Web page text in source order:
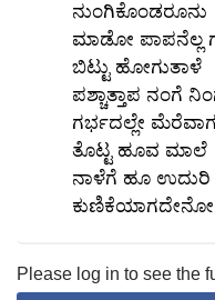
ನುಂಗಿಕೊಂಡರೂನು
ಮಾಡೋ ಪಾಪನೆಲ್ಲ
ಬಿಟ್ಟು ಹೋಗುತಾಳೆ
ಪಶ್ಚಾತ್ತಾಪ ನಂಗೆ
ಗರ್ಭದಲ್ಲೇ ಮೆರೆವಾಗ
ತೊಟ್ಟ ಹೂವ ಮಾಲೆ
ನಾಳೆಗೆ ಹೂ ಉದುರಿ
ಕುಣಿಕೆಯಾಗದೇನೋ
Please log in to see the